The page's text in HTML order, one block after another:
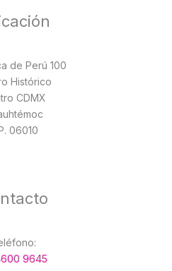
de Perú 100
Histórico
CDMX
06010
9645